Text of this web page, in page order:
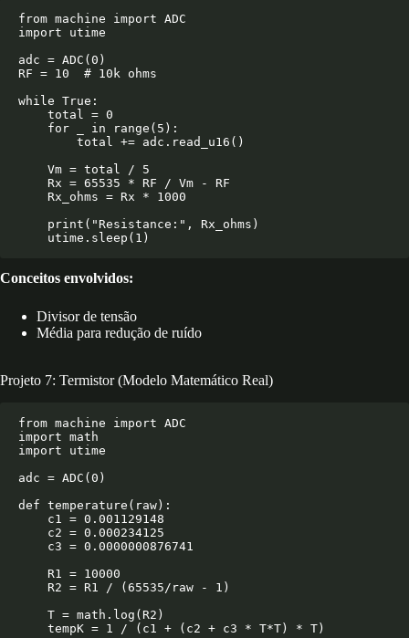
from machine import ADC
import utime
adc = ADC(0)
RF = 10  # 10k ohms
while True:
Conceitos envolvidos:
Divisor de tensão
Média para redução de ruído
Projeto 7: Termistor (Modelo Matemático Real)
from machine import ADC
import math
import utime
adc = ADC(0)
def temperature(raw):